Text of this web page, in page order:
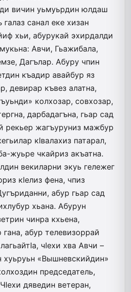
вичин уьмуьрдин юлдаш
санал еке хизан
хьи, абурукай эхирдалди
Авчи, Гьажибала,
Дагълар. Абуру чпин
къадир авайбур яз
девирар къвез алатна,
колхозар, совхозар,
дарбадагъна, гьар сад
рекьер жагъуруниз мажбур
кIвалахиз патарал,
жуьре чкайриз акъат­на.
векиларни экуь гележег
кIелиз фена, чпиз
абур гьар сад
хьана. Абурун
чинра кхьена,
абур телевизоррай
чIехи хва Авчи –
хуьруьн «Вышневскийдин»
председатель,
дяведин ветеран,